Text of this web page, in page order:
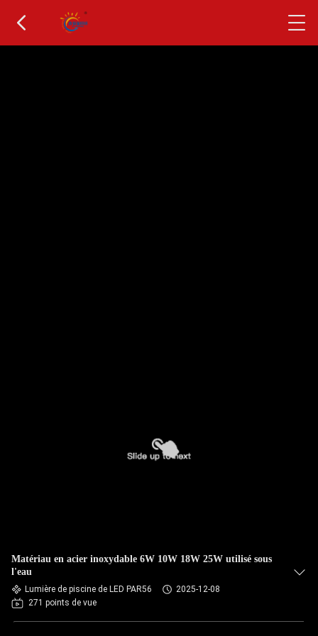
Matériau en acier inoxydable 6W 10W 18W 25W utilisé sous
l'eau
Lumière de piscine de LED PAR56
2025-12-08
271 points de vue